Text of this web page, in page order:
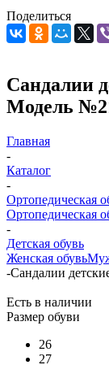
Поделиться
Сандалии
Модель
Главная
-
Каталог
-
Ортопедическая
Ортопедическая
-
Детская обувь
Женская обувь
-Сандалии
Есть в наличии
Размер обуви
26
27